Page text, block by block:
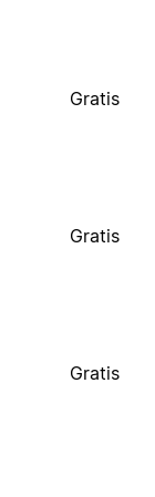
Gratis
Gratis
Gratis